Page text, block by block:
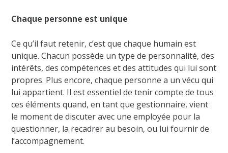
Chaque personne est unique
Ce qu’il faut retenir, c’est que chaque humain est
unique. Chacun possède un type de personnalité, des
intérêts, des compétences et des attitudes qui lui sont
propres. Plus encore, chaque personne a un vécu qui
lui appartient. Il est essentiel de tenir compte de tous
ces éléments quand, en tant que gestionnaire, vient
le moment de discuter avec une employée pour la
questionner, la recadrer au besoin, ou lui fournir de
l’accompagnement.